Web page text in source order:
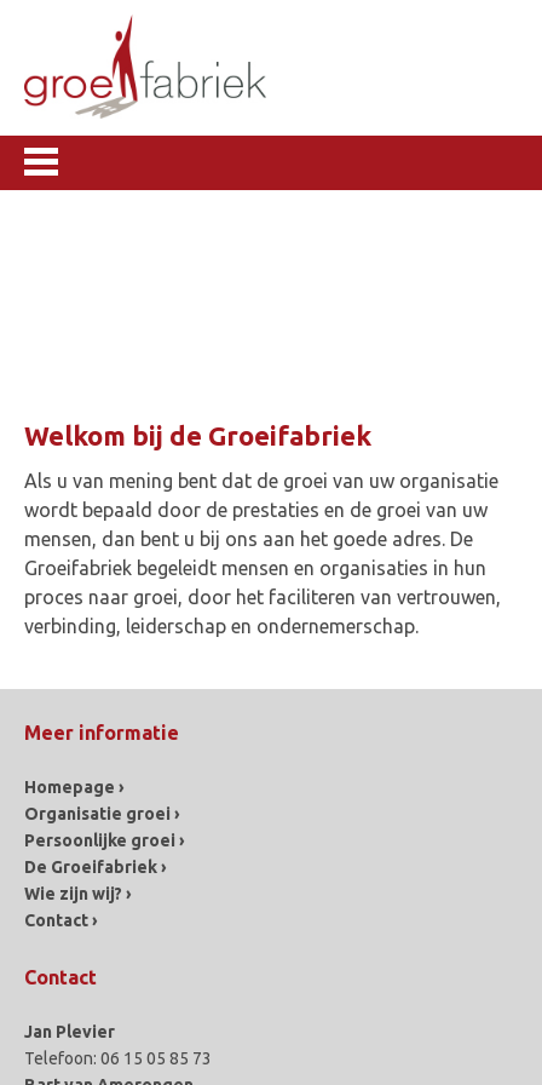
Welkom bij de Groeifabriek
Als u van mening bent dat de groei van uw organisatie
wordt bepaald door de prestaties en de groei van uw
mensen, dan bent u bij ons aan het goede adres. De
Groeifabriek begeleidt mensen en organisaties in hun
proces naar groei, door het faciliteren van vertrouwen,
verbinding, leiderschap en ondernemerschap.
Meer informatie
Homepage ›
Organisatie groei ›
Persoonlijke groei ›
De Groeifabriek ›
Wie zijn wij? ›
Contact ›
Contact
Jan Plevier
Telefoon: 06 15 05 85 73